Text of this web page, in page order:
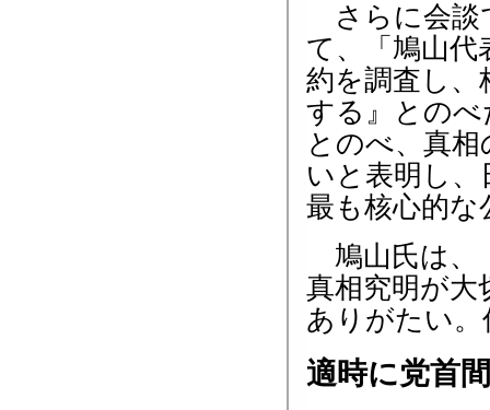
さらに会談
て、「鳩山代
約を調査し、
する』との
とのべ、真
いと表明し
最も核心的な
鳩山氏は、
真相究明が大
ありがたい
適時に党首